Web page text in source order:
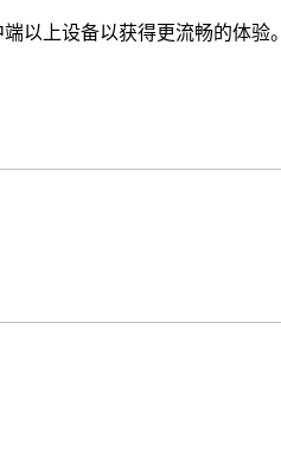
以上设备以获得更流畅的体验。